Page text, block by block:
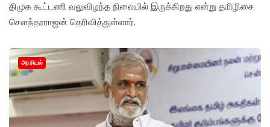
திமுக கூட்டணி வலுவிழந்த நிலையில் இருக்கிறது என்று தமிழிசை
சௌந்தரராஜன் தெரிவித்துள்ளார்.
அரசியல்